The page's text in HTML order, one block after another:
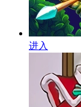
进入